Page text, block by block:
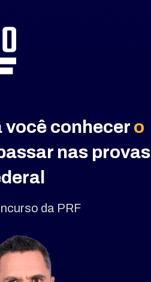
você conhecer o
nas provas
da PRF